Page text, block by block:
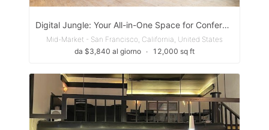
Digital Jungle: Your All-in-One Space for Conference, Hackathons, Workshops, Podcasts & Networking
Mid-Market - San Francisco, California, United States
da $3,840 al giorno ∙ 12,000 sq ft